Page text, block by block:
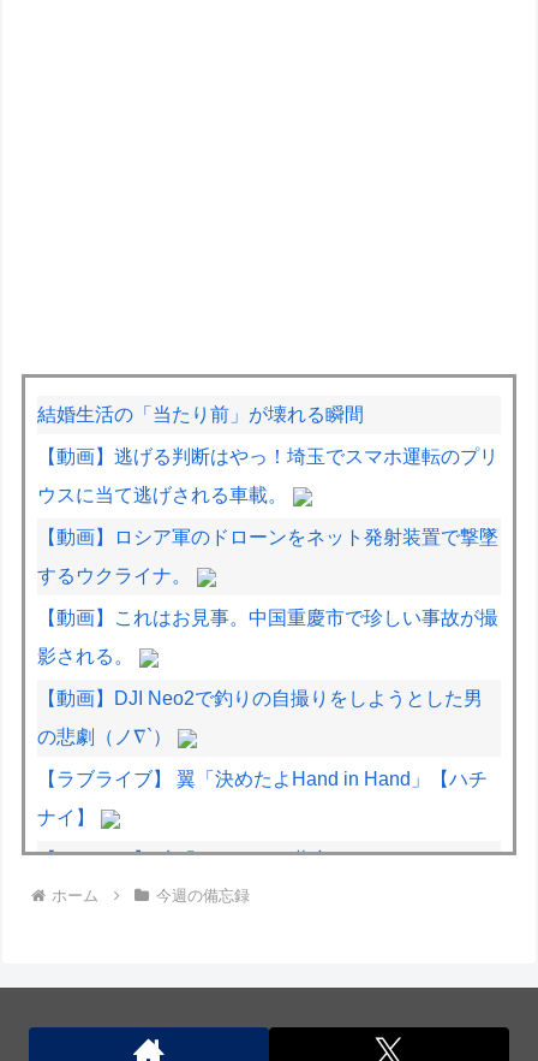
結婚生活の「当たり前」が壊れる瞬間
【動画】逃げる判断はやっ！埼玉でスマホ運転のプリ
ウスに当て逃げされる車載。
【動画】ロシア軍のドローンをネット発射装置で撃墜
するウクライナ。
【動画】これはお見事。中国重慶市で珍しい事故が撮
影される。
【動画】DJI Neo2で釣りの自撮りをしようとした男
の悲劇（ノ∇`）
【ラブライブ】 翼「決めたよHand in Hand」【ハチ
ナイ】
【デレマス】 凛「なにこれ、蒼穹のファフナー？」
モバP「資料だから見といてくれ」
ホーム 今週の備忘録